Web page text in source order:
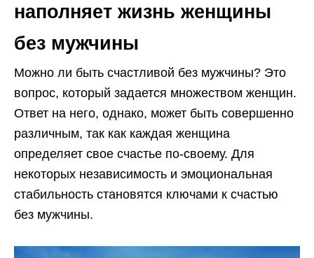
наполняет жизнь женщины
без мужчины
Можно ли быть счастливой без мужчины? Это
вопрос, который задается множеством женщин.
Ответ на него, однако, может быть совершенно
различным, так как каждая женщина
определяет свое счастье по-своему. Для
некоторых независимость и эмоциональная
стабильность становятся ключами к счастью
без мужчины.